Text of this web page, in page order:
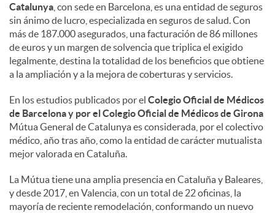
Catalunya , con sede en Barcelona, es una entidad de seguros
sin ánimo de lucro, especializada en seguros de salud. Con
más de 187.000 asegurados, una facturación de 86 millones
de euros y un margen de solvencia que triplica el exigido
legalmente, destina la totalidad de los beneficios que obtiene
a la ampliación y a la mejora de coberturas y servicios.
En los estudios publicados por el Colegio Oficial de Médicos
de Barcelona y por el Colegio Oficial de Médicos de Girona
Mútua General de Catalunya es considerada, por el colectivo
médico, año tras año, como la entidad de carácter mutualista
mejor valorada en Cataluña.
La Mútua tiene una amplia presencia en Cataluña y Baleares,
y desde 2017, en Valencia, con un total de 22 oficinas, la
mayoría de reciente remodelación, conformando un nuevo